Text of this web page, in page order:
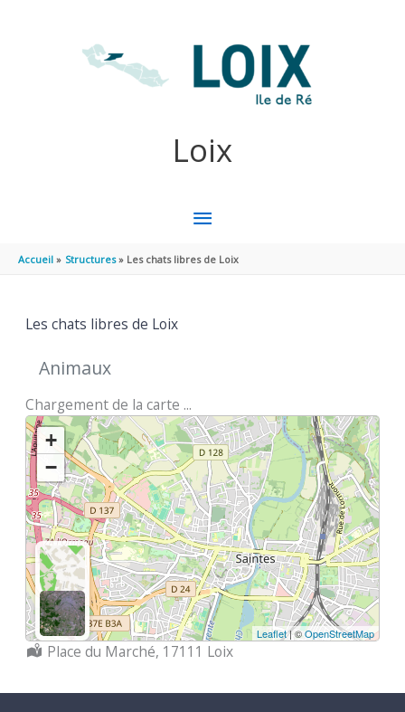
Loix
MENU
PRINCIPAL
Accueil Structures Les chats libres de Loix
Les chats libres de Loix
Animaux
Chargement de la carte ...
+
−
Leaflet| ©OpenStreetMap
Localisation :
Place du Marché, 17111 Loix